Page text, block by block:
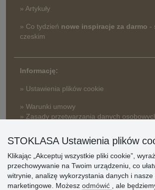
» Artykuły
» Co tydzień nowe inspiracje za darmo -
czeskim
Informację:
» Ustawienia plików cookie
» Warunki umowy
» Zasady przetwarzania danych
» Reklamacje
» Dlaczego należy się zarejestrować?
» Najczęściej zadawane pytania
STOKLASA Ustawienia plików
Klikając „Akceptuj wszystkie pliki cookie”,
przechowywanie na Twoim urządzeniu, co
witrynie, analizę wykorzystania danych i nasze
marketingowe. Możesz odmówić
, ale